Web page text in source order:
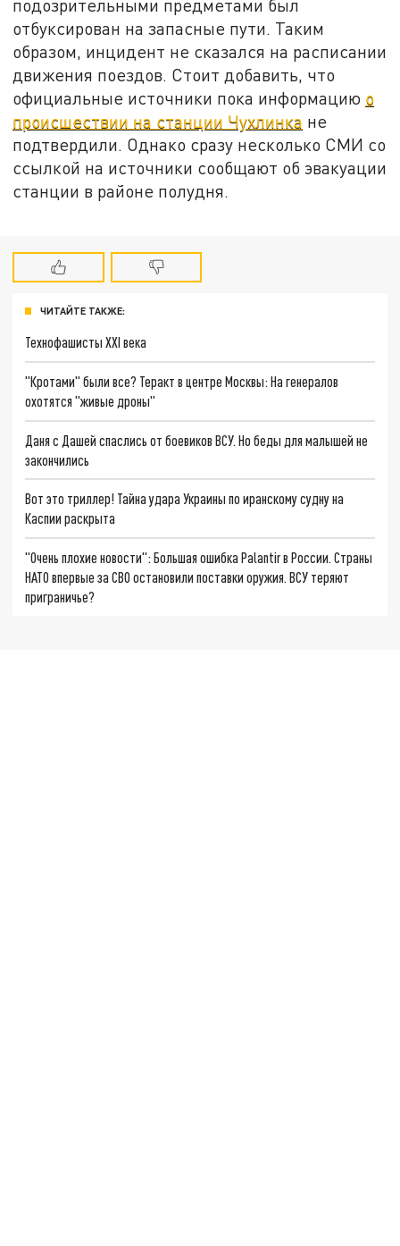
подозрительными предметами был
отбуксирован на запасные пути. Таким
образом, инцидент не сказался на расписании
движения поездов. Стоит добавить, что
официальные источники пока информацию о
происшествии на станции Чухлинка не
подтвердили. Однако сразу несколько СМИ со
ссылкой на источники сообщают об эвакуации
станции в районе полудня.
ЧИТАЙТЕ ТАКЖЕ:
Технофашисты XXI века
"Кротами" были все? Теракт в центре Москвы: На генералов
охотятся "живые дроны"
Даня с Дашей спаслись от боевиков ВСУ. Но беды для малышей не
закончились
Вот это триллер! Тайна удара Украины по иранскому судну на
Каспии раскрыта
"Очень плохие новости": Большая ошибка Palantir в России. Страны
НАТО впервые за СВО остановили поставки оружия. ВСУ теряют
приграничье?